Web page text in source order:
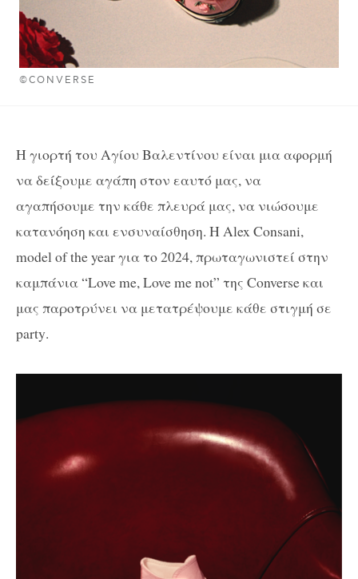
©CONVERSE
Η γιορτή του Αγίου Βαλεντίνου είναι μια αφορμή
να δείξουμε αγάπη στον εαυτό μας, να
αγαπήσουμε την κάθε πλευρά μας, να νιώσουμε
κατανόηση και ενσυναίσθηση. Η Alex Consani,
model of the year για το 2024, πρωταγωνιστεί στην
καμπάνια “Love me, Love me not” της Converse και
μας παροτρύνει να μετατρέψουμε κάθε στιγμή σε
party.